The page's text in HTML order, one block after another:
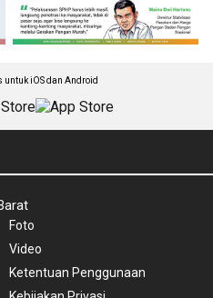
untuk iOS dan Android
Foto
Video
Ketentuan Penggunaan